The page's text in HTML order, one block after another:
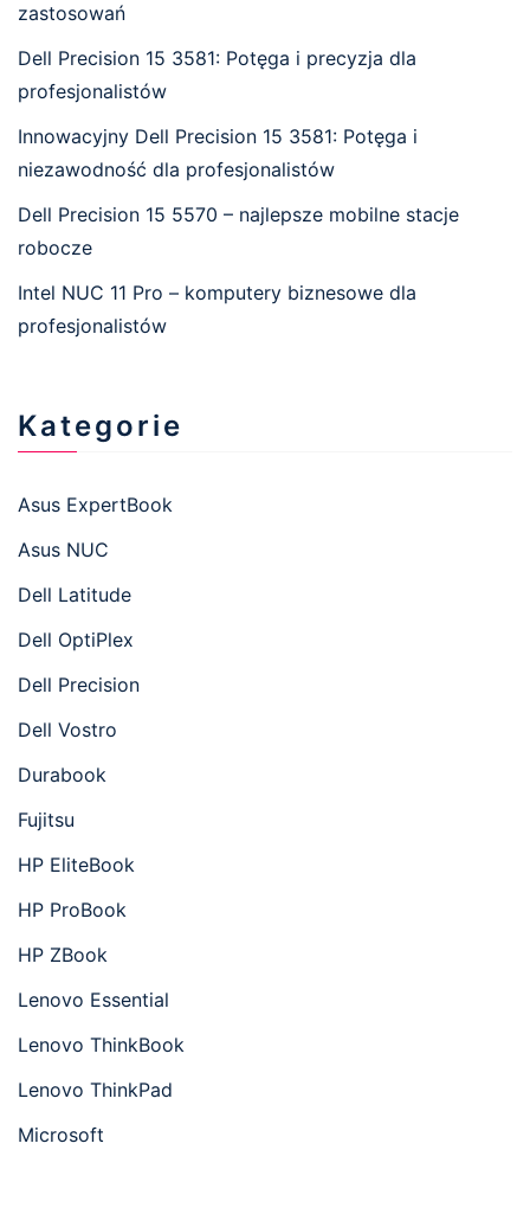
zastosowań
Dell Precision 15 3581: Potęga i precyzja dla
profesjonalistów
Innowacyjny Dell Precision 15 3581: Potęga i
niezawodność dla profesjonalistów
Dell Precision 15 5570 – najlepsze mobilne stacje
robocze
Intel NUC 11 Pro – komputery biznesowe dla
profesjonalistów
Kategorie
Asus ExpertBook
Asus NUC
Dell Latitude
Dell OptiPlex
Dell Precision
Dell Vostro
Durabook
Fujitsu
HP EliteBook
HP ProBook
HP ZBook
Lenovo Essential
Lenovo ThinkBook
Lenovo ThinkPad
Microsoft